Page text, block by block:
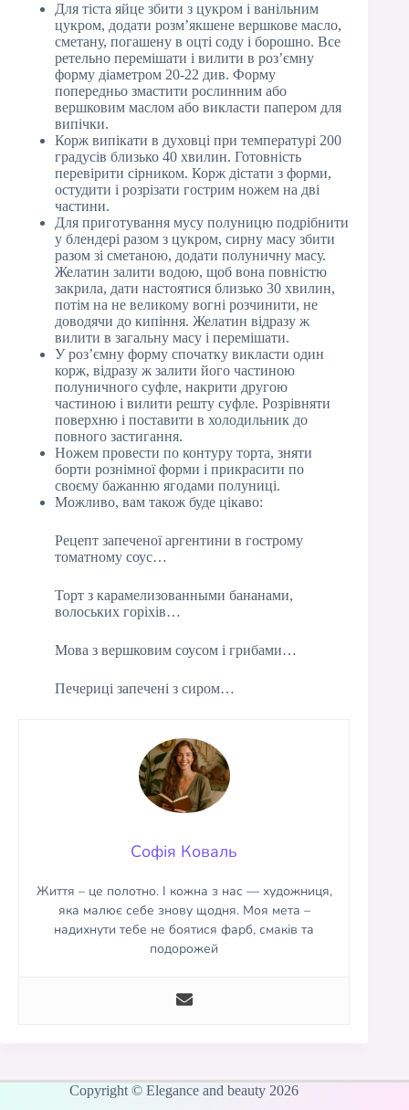
Для тіста яйце збити з цукром і ванільним
цукром, додати розм’якшене вершкове масло,
сметану, погашену в оцті соду і борошно. Все
ретельно перемішати і вилити в роз’ємну
форму діаметром 20-22 див. Форму
попередньо змастити рослинним або
вершковим маслом або викласти папером для
випічки.
Корж випікати в духовці при температурі 200
градусів близько 40 хвилин. Готовність
перевірити сірником. Корж дістати з форми,
остудити і розрізати гострим ножем на дві
частини.
Для приготування мусу полуницю подрібнити
у блендері разом з цукром, сирну масу збити
разом зі сметаною, додати полуничну масу.
Желатин залити водою, щоб вона повністю
закрила, дати настоятися близько 30 хвилин,
потім на не великому вогні розчинити, не
доводячи до кипіння. Желатин відразу ж
вилити в загальну масу і перемішати.
У роз’ємну форму спочатку викласти один
корж, відразу ж залити його частиною
полуничного суфле, накрити другою
частиною і вилити решту суфле. Розрівняти
поверхню і поставити в холодильник до
повного застигання.
Ножем провести по контуру торта, зняти
борти рознімної форми і прикрасити по
своєму бажанню ягодами полуниці.
Можливо, вам також буде цікаво:
Рецепт запеченої аргентини в гострому
томатному соус…
Торт з карамелизованными бананами,
волоських горіхів…
Мова з вершковим соусом і грибами…
Печериці запечені з сиром…
Софія Коваль
Життя – це полотно. І кожна з нас — художниця,
яка малює себе знову щодня. Моя мета –
надихнути тебе не боятися фарб, смаків та
подорожей
Copyright © Elegance and beauty 2026